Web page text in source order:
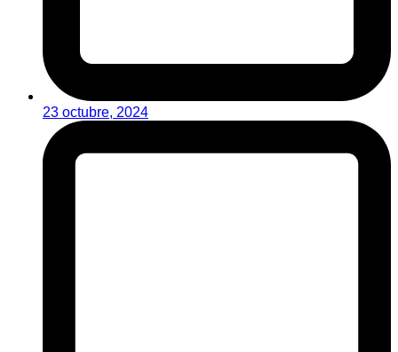
23 octubre, 2024